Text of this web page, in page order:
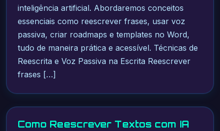
inteligência artificial. Abordaremos conceitos
essenciais como reescrever frases, usar voz
passiva, criar roadmaps e templates no Word,
tudo de maneira prática e acessível. Técnicas de
Reescrita e Voz Passiva na Escrita Reescrever
frases […]
Como Reescrever Textos com IA